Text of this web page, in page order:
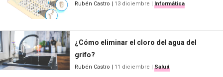
Rubén Castro 13 diciembre Informática
¿Cómo eliminar el cloro del agua del
grifo?
Rubén Castro 11 diciembre Salud